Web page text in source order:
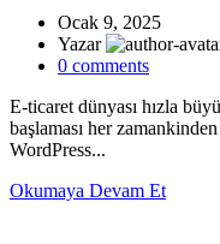
Ocak 9, 2025
Yazar
0 comments
E-ticaret dünyası hızla
başlaması her
WordPress...
Okumaya Devam Et